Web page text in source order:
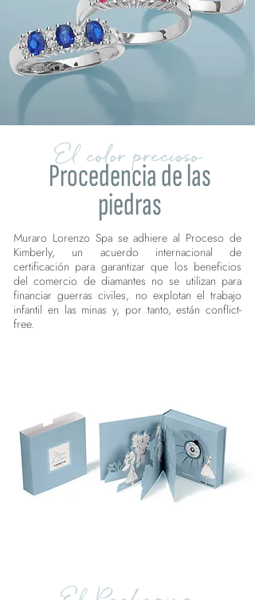
El color precioso
Procedencia de las
piedras
Muraro Lorenzo Spa se adhiere al Proceso de
Kimberly, un acuerdo internacional de
certificación para garantizar que los beneficios
del comercio de diamantes no se utilizan para
financiar guerras civiles, no explotan el trabajo
infantil en las minas y, por tanto, están conflict-
free.